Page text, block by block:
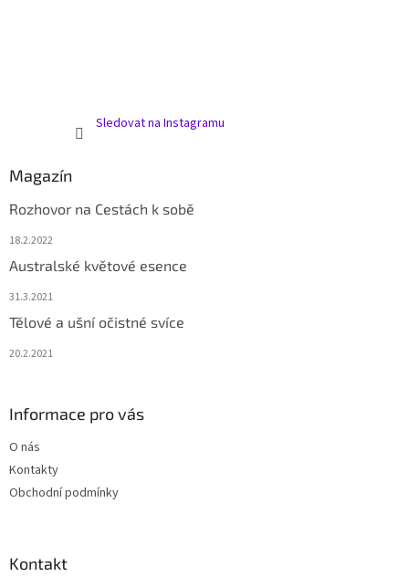
Sledovat na Instagramu
Magazín
Rozhovor na Cestách k sobě
18.2.2022
Australské květové esence
31.3.2021
Tělové a ušní očistné svíce
20.2.2021
Informace pro vás
O nás
Kontakty
Obchodní podmínky
Kontakt